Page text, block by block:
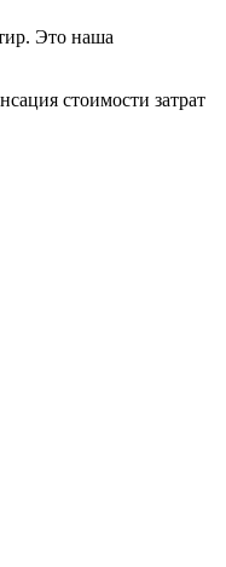
Это наша
стоимости затрат